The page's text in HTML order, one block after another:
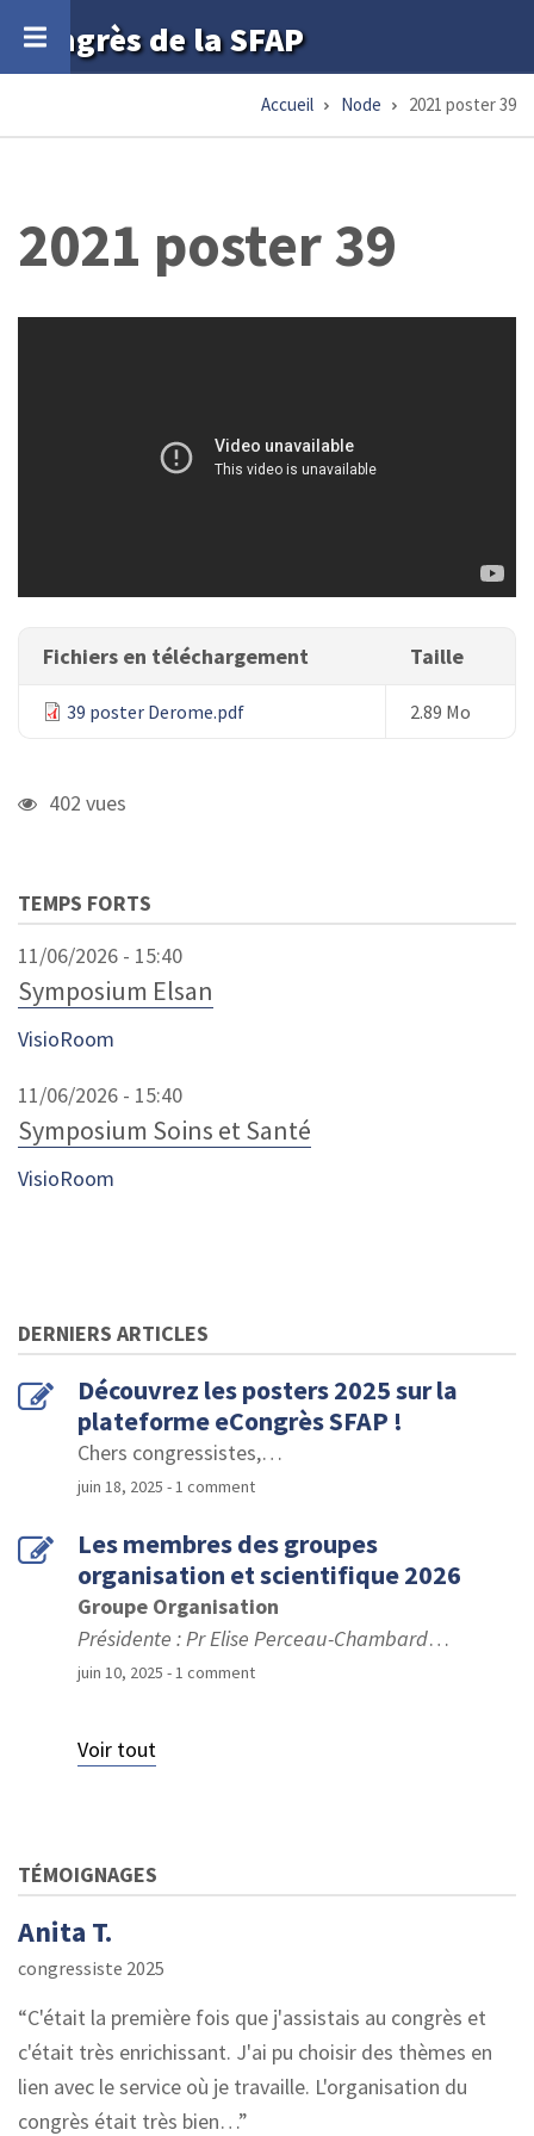
contenu
Congrès de la SFAP
Accueil Node 2021 poster 39
2021 poster 39
Fichiers en téléchargement Taille
39 poster Derome.pdf 2.89 Mo
402 vues
TEMPS FORTS
11/06/2026 - 15:40
Symposium Elsan
VisioRoom
11/06/2026 - 15:40
Symposium Soins et Santé
VisioRoom
DERNIERS ARTICLES
Découvrez les posters 2025 sur la
plateforme eCongrès SFAP !
Chers congressistes,…
juin 18, 2025 - 1 comment
Les membres des groupes
organisation et scientifique 2026
Groupe Organisation
Présidente : Pr Elise Perceau-Chambard…
juin 10, 2025 - 1 comment
Voir tout
TÉMOIGNAGES
Anita T.
congressiste 2025
C'était la première fois que j'assistais au congrès et
c'était très enrichissant. J'ai pu choisir des thèmes en
lien avec le service où je travaille. L'organisation du
congrès était très bien…